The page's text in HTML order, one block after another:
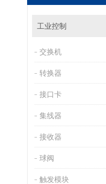
工业控制
交换机
转换器
接口卡
集线器
接收器
球阀
触发模块